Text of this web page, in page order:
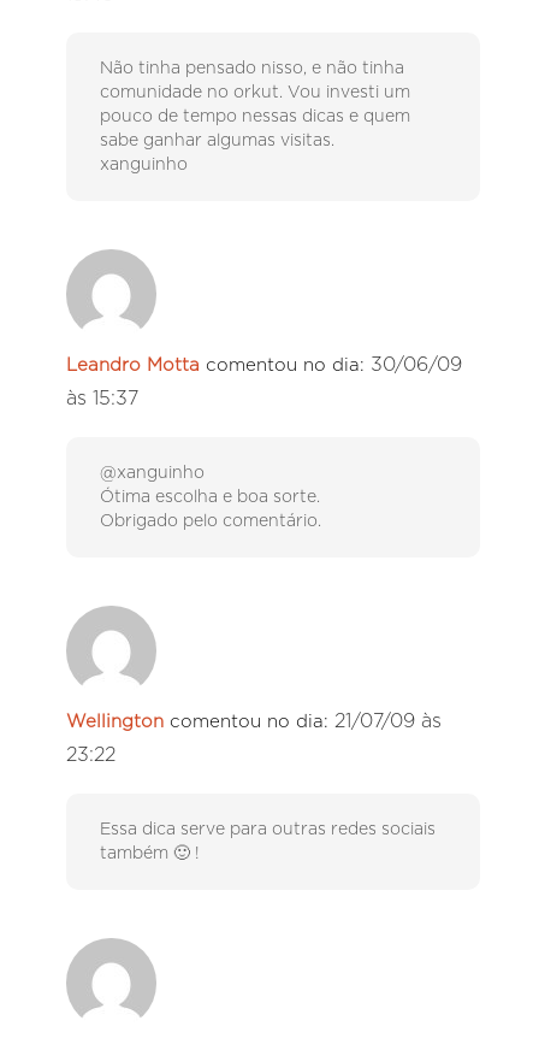
Não tinha pensado nisso, e não tinha
comunidade no orkut. Vou investi um
pouco de tempo nessas dicas e quem
sabe ganhar algumas visitas.
xanguinho
Leandro Motta comentou no dia: 30/06/09
às 15:37
@xanguinho
Ótima escolha e boa sorte.
Obrigado pelo comentário.
Wellington comentou no dia: 21/07/09 às
23:22
Essa dica serve para outras redes sociais
também 🙂 !